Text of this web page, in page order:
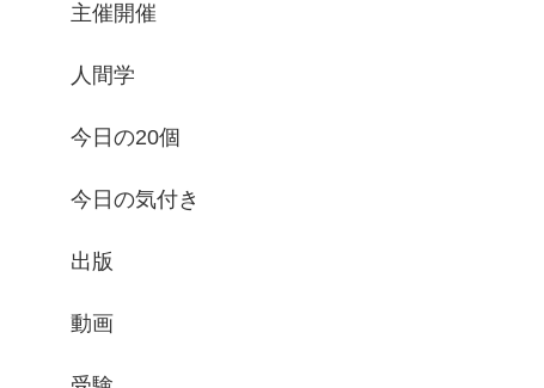
主催開催
人間学
今日の20個
今日の気付き
出版
動画